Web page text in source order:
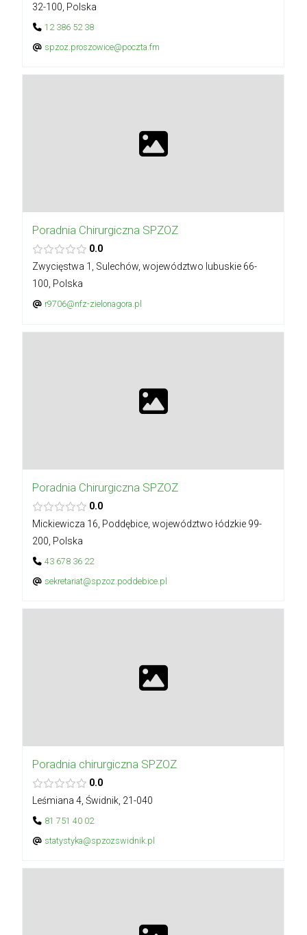
32-100, Polska
12 386 52 38
spzoz.proszowice@poczta.fm
Poradnia Chirurgiczna SPZOZ
0.0
Zwycięstwa 1, Sulechów, województwo lubuskie 66-
100, Polska
r9706@nfz-zielonagora.pl
Poradnia Chirurgiczna SPZOZ
0.0
Mickiewicza 16, Poddębice, województwo łódzkie 99-
200, Polska
43 678 36 22
sekretariat@spzoz.poddebice.pl
Poradnia chirurgiczna SPZOZ
0.0
Leśmiana 4, Świdnik, 21-040
81 751 40 02
statystyka@spzozswidnik.pl